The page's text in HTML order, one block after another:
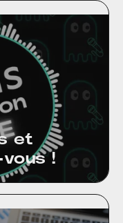
et
!